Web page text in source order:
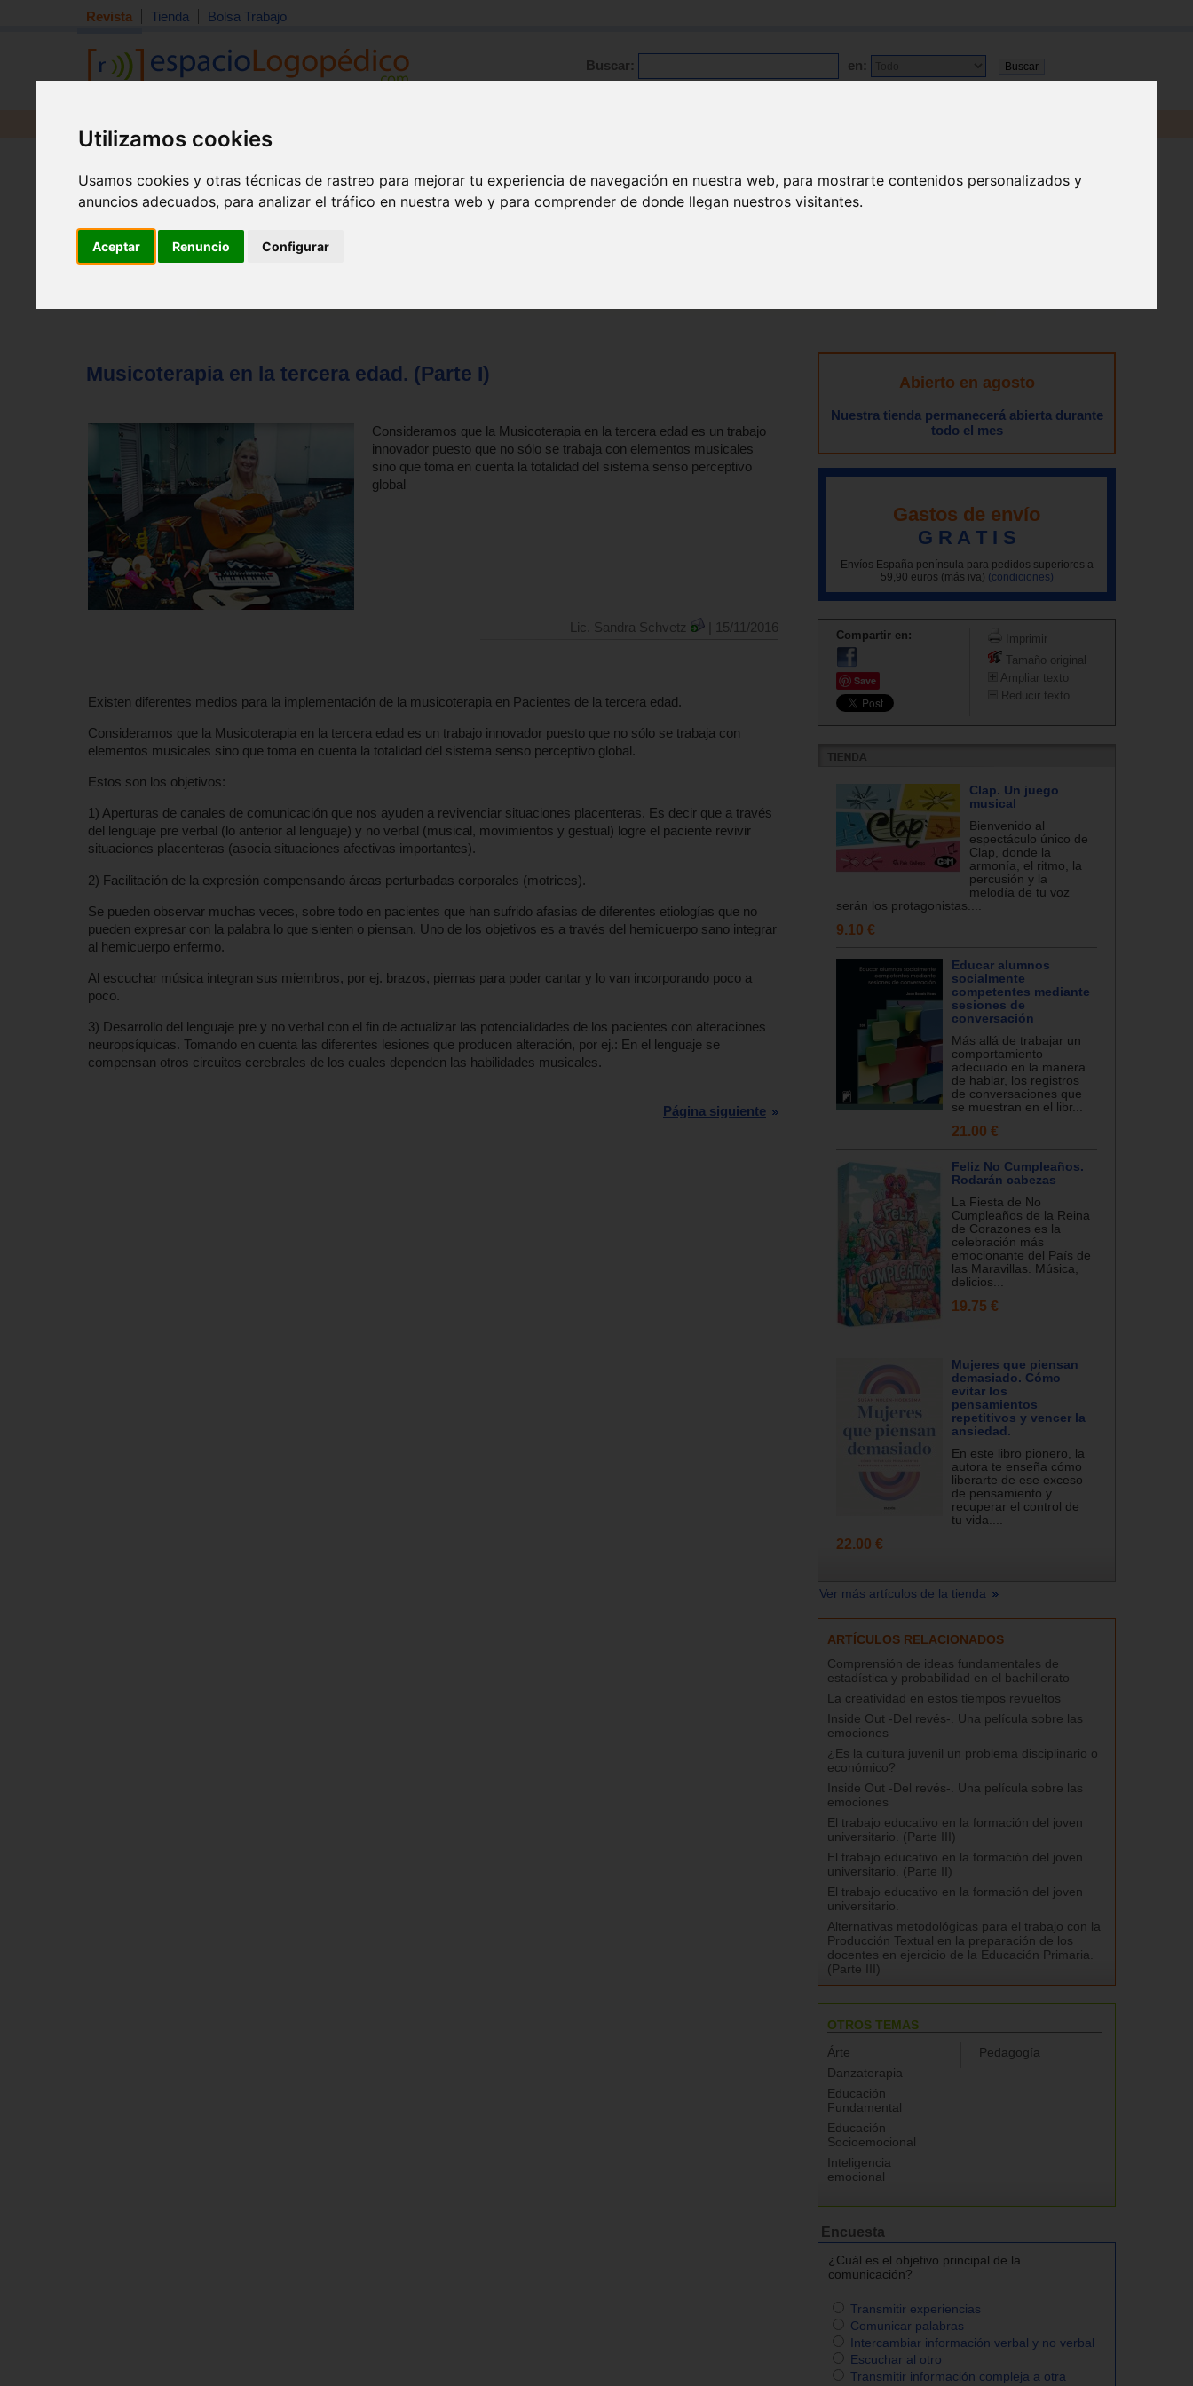
Utilizamos cookies
Usamos cookies y otras técnicas de rastreo para mejorar tu experiencia de navegación en nuestra web, para mostrarte contenidos personalizados y
anuncios adecuados, para analizar el tráfico en nuestra web y para comprender de donde llegan nuestros visitantes.
Aceptar Renuncio Configurar
Revista Tienda Bolsa Trabajo
Buscar: en:
Revista Material
Tema quincena |Detección | Orientación
Inicio> Revista
Musicoterapia en la tercera edad. (Parte I)
Consideramos que la Musicoterapia en la tercera edad es un trabajo
innovador puesto que no sólo se trabaja con elementos musicales
sino que toma en cuenta la totalidad del sistema senso perceptivo
global
Lic. Sandra Schvetz | 15/11/2016
Existen diferentes medios para la implementación de la musicoterapia en Pacientes de la tercera edad.
Consideramos que la Musicoterapia en la tercera edad es un trabajo innovador puesto que no sólo se trabaja con
elementos musicales sino que toma en cuenta la totalidad del sistema senso perceptivo global.
Estos son los objetivos:
1) Aperturas de canales de comunicación que nos ayuden a revivenciar situaciones placenteras. Es decir que a través
del lenguaje pre verbal (lo anterior al lenguaje) y no verbal (musical, movimientos y gestual) logre el paciente revivir
situaciones placenteras (asocia situaciones afectivas importantes).
2) Facilitación de la expresión compensando áreas perturbadas corporales (motrices).
Se pueden observar muchas veces, sobre todo en pacientes que han sufrido afasias de diferentes etiologías que no
pueden expresar con la palabra lo que sienten o piensan. Uno de los objetivos es a través del hemicuerpo sano integrar
al hemicuerpo enfermo.
Al escuchar música integran sus miembros, por ej. brazos, piernas para poder cantar y lo van incorporando poco a
poco.
3) Desarrollo del lenguaje pre y no verbal con el fin de actualizar las potencialidades de los pacientes con alteraciones
neuropsíquicas. Tomando en cuenta las diferentes lesiones que producen alteración, por ej.: En el lenguaje se
compensan otros circuitos cerebrales de los cuales dependen las habilidades musicales.
Página siguiente
Abierto en agosto
Nuestra tienda permanecerá abierta durante
todo el mes
Gastos de envío
G R A T I S
Envíos España península para pedidos superiores a
59,90 euros (más iva) (condiciones)
Compartir en:
Save
Imprimir
Tamaño original
Ampliar texto
Reducir texto
Clap. Un juego
musical
Bienvenido al
espectáculo único de
Clap, donde la
armonía, el ritmo, la
percusión y la
melodía de tu voz
serán los protagonistas....
9.10 €
Educar alumnos
socialmente
competentes mediante
sesiones de
conversación
Más allá de trabajar un
comportamiento
adecuado en la manera
de hablar, los registros
de conversaciones que
se muestran en el libr...
21.00 €
Feliz No Cumpleaños.
Rodarán cabezas
La Fiesta de No
Cumpleaños de la Reina
de Corazones es la
celebración más
emocionante del País de
las Maravillas. Música,
delicios...
19.75 €
Mujeres que piensan
demasiado. Cómo
evitar los
pensamientos
repetitivos y vencer la
ansiedad.
En este libro pionero, la
autora te enseña cómo
liberarte de ese exceso
de pensamiento y
recuperar el control de
tu vida....
22.00 €
Ver más artículos de la tienda
ARTÍCULOS RELACIONADOS
Comprensión de ideas fundamentales de
estadística y probabilidad en el bachillerato
La creatividad en estos tiempos revueltos
Inside Out -Del revés-. Una película sobre las
emociones
¿Es la cultura juvenil un problema disciplinario o
económico?
Inside Out -Del revés-. Una película sobre las
emociones
El trabajo educativo en la formación del joven
universitario. (Parte III)
El trabajo educativo en la formación del joven
universitario. (Parte II)
El trabajo educativo en la formación del joven
universitario.
Alternativas metodológicas para el trabajo con la
Producción Textual en la preparación de los
docentes en ejercicio de la Educación Primaria.
(Parte III)
OTROS TEMAS
Árte
Danzaterapia
Educación
Fundamental
Educación
Socioemocional
Inteligencia
emocional
Pedagogía
Encuesta
¿Cuál es el objetivo principal de la
comunicación?
Transmitir experiencias
Comunicar palabras
Intercambiar información verbal y no verbal
Escuchar al otro
Transmitir información compleja a otra